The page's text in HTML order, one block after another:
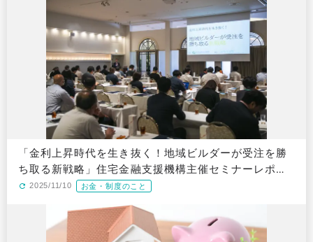
「金利上昇時代を生き抜く！地域ビルダーが受注を勝
ち取る新戦略」住宅金融支援機構主催セミナーレポー
ト（PR）
2025/11/10 お金・制度のこと